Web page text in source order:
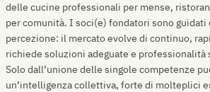
delle cucine professionali per mense,
per comunità. I soci(e) fondatori sono guidati
percezione: il mercato evolve di continuo,
richiede soluzioni adeguate e professionalità
Solo dall’unione delle singole competenze
un’intelligenza collettiva, forte di molteplici